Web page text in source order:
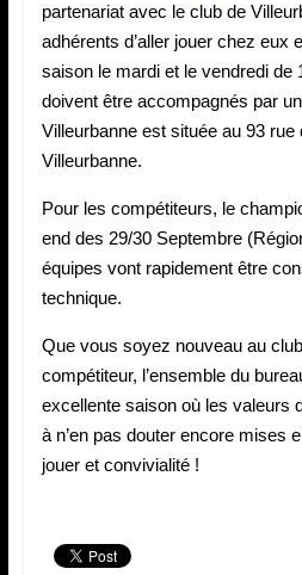
partenariat avec le club de
adhérents d’aller jouer chez eux
saison le mardi et le vendredi de
doivent être accompagnés par
Villeurbanne est située au 93 rue
Villeurbanne.
Pour les compétiteurs, le
end des 29/30 Septembre
équipes vont rapidement être
technique.
Que vous soyez nouveau au
compétiteur, l’ensemble du
excellente saison où les valeurs
à n’en pas douter encore mises
jouer et convivialité !